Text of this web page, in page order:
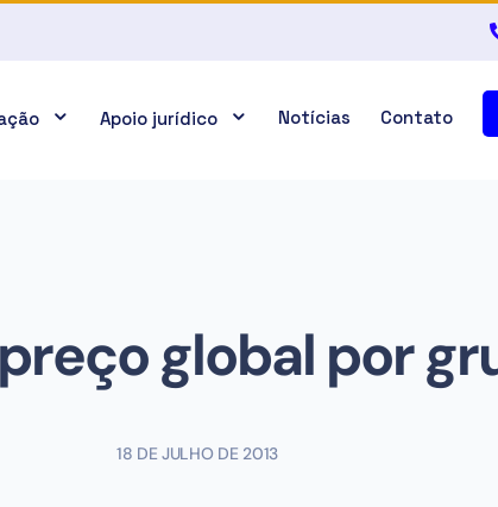
Apoio jurídico Notícias Contato
global por
18 DE JULHO DE 2013